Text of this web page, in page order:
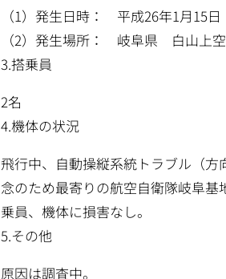
（1）発生日時： 平成26年1月15
（2）発生場所： 岐阜県 白山上空
3.搭乗員
2名
4.機体の状況
飛行中、自動操縦系統トラブル（方
念のため最寄りの航空自衛隊岐阜基
乗員、機体に損害なし。
5.その他
原因は調査中。